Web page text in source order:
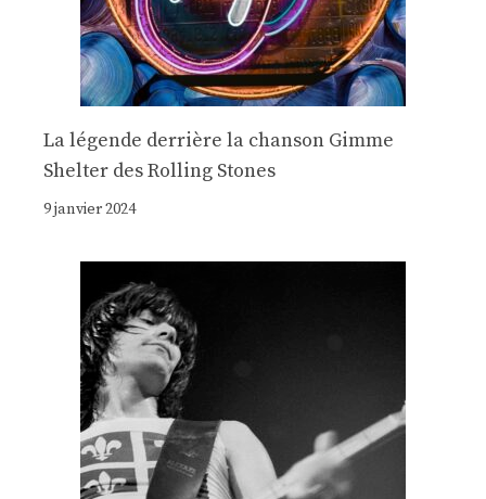
La légende derrière la chanson Gimme
Shelter des Rolling Stones
9 janvier 2024